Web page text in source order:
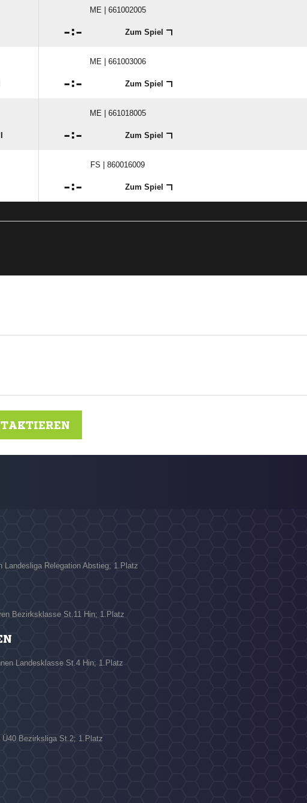
ME | 661002005
: Zum Spiel
ME | 661003006
: Zum Spiel
ME | 661018005
: Zum Spiel
FS | 860016009
: Zum Spiel
Landesliga Relegation Abstieg; 1.Platz
Bezirksklasse St.11 Hin; 1.Platz
Landesklasse St.4 Hin; 1.Platz
Bezirksliga St.2; 1.Platz